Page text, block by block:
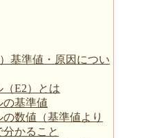
基準値・原因につい
E2）とは
の基準値
数値（基準値より
かること